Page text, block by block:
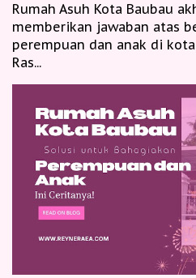
Rumah Asuh Kota Baubau
memberikan jawaban atas
perempuan dan anak di
Ras...